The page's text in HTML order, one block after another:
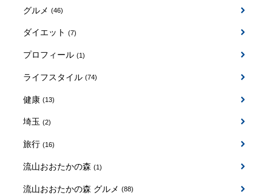
グルメ (46)
ダイエット (7)
プロフィール (1)
ライフスタイル (74)
健康 (13)
埼玉 (2)
旅行 (16)
流山おおたかの森 (1)
流山おおたかの森 グルメ (88)